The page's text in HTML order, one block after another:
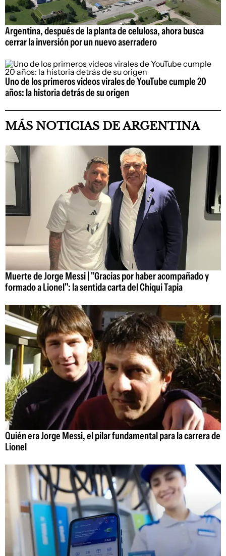
Argentina, después de la planta de celulosa, ahora busca
cerrar la inversión por un nuevo aserradero
Uno de los primeros videos virales de YouTube cumple 20
años: la historia detrás de su origen
MÁS NOTICIAS DE ARGENTINA
Muerte de Jorge Messi | "Gracias por haber acompañado y
formado a Lionel": la sentida carta del Chiqui Tapia
Quién era Jorge Messi, el pilar fundamental para la carrera de
Lionel